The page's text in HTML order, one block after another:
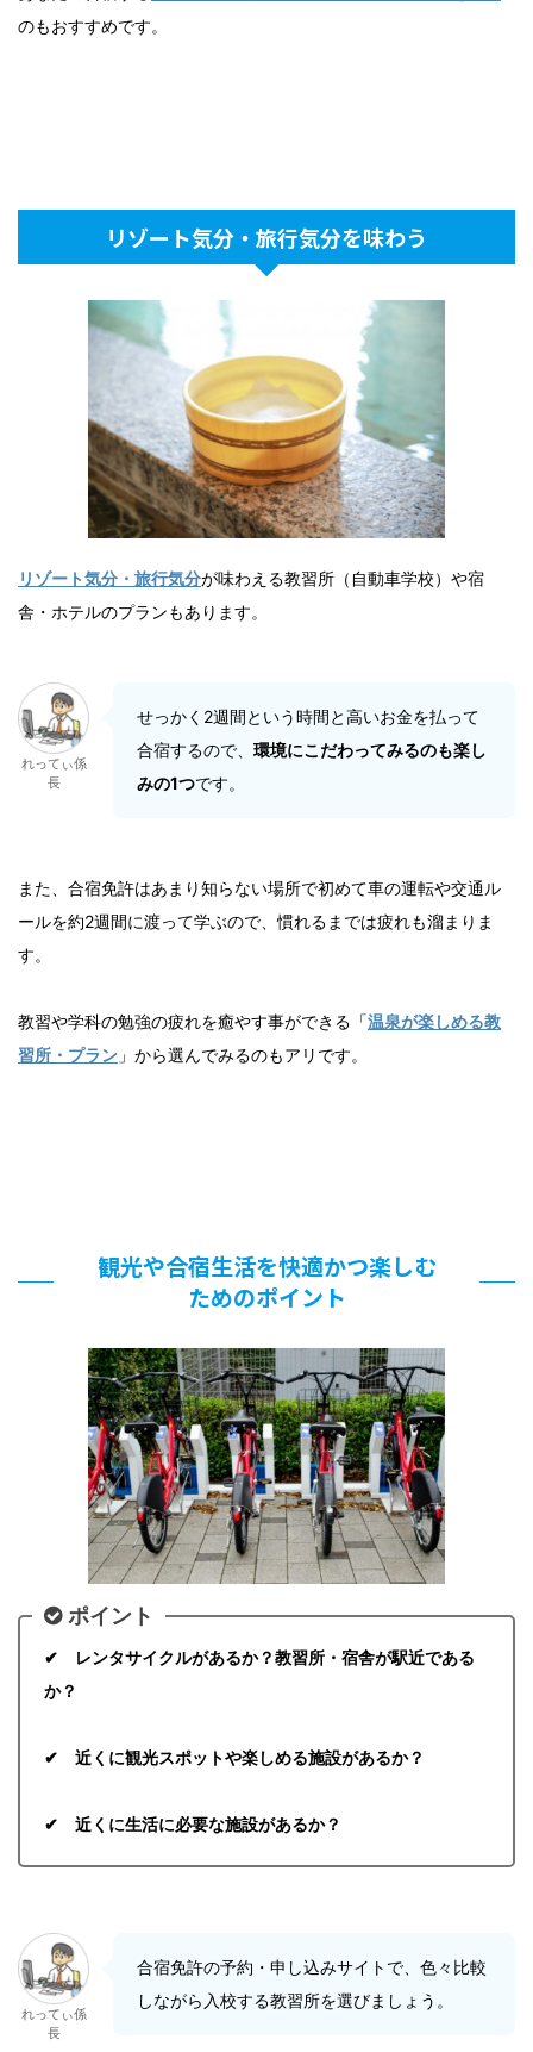
のもおすすめです。
リゾート気分・旅行気分を味わう
リゾート気分・旅行気分が味わえる教習所（自動車学校）や宿
舎・ホテルのプランもあります。
れってぃ係
長
せっかく2週間という時間と高いお金を払って
合宿するので、 環境にこだわってみるのも楽し
みの1つです。
また、合宿免許はあまり知らない場所で初めて車の運転や交通ル
ールを約2週間に渡って学ぶので、慣れるまでは疲れも溜まりま
す。
教習や学科の勉強の疲れを癒やす事ができる「温泉が楽しめる教
習所・プラン 」から選んでみるのもアリです。
観光や合宿生活を快適かつ楽しむ
ためのポイント
ポイント
✔ レンタサイクルがあるか？教習所・宿舎が駅近である
か？
✔ 近くに観光スポットや楽しめる施設があるか？
✔ 近くに生活に必要な施設があるか？
れってぃ係
長
合宿免許の予約・申し込みサイトで、色々比較
しながら入校する教習所を選びましょう。